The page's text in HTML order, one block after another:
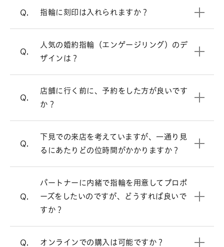
Q. 指輪に刻印は入れられますか？
サービス&ケアについて
Q.
人気の婚約指輪（エンゲージリング）のデ
ザインは？
プロポーズリングのデザイン選びにお悩
みの方は、こちらをご参照ください。
プロポーズをお考えの方へ
Q.
店舗に行く前に、予約をした方が良いです
か？
A.
いませんが、週末はお時間帯によっては
頂けるとお待たせすることなくスムーズ
にご案内させて頂きます。
Q.
下見での来店を考えていますが、一通り見
るにあたりどの位時間がかかりますか？
A.
お客様により様々ですが、ゆっくりご覧
頂きますと、だいたい1時間半～2時間く
に合わせてご案内いたします。
Q.
パートナーに内緒で指輪を用意してプロポ
ーズをしたいのですが、どうすれば良いで
すか？
A.
おひとりのご来店でも、デザイン・ダイ
ヤモンドのお好みやご予算などを伺いな
がらおふたりにぴったりの指輪をご提案
案内させて頂きますので、まずはお気軽
にお近くの店舗でご相談下さい。
Q. オンラインでの購入は可能ですか？
すので、ご安心ください。
電話でのご相談も承っております。
オンラインショップ